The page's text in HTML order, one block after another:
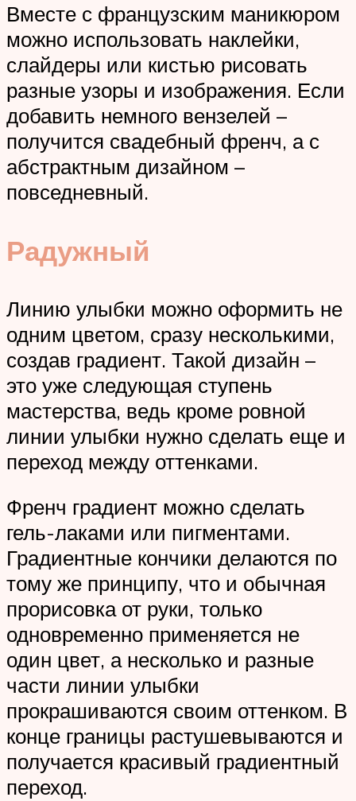
Вместе с французским маникюром
можно использовать наклейки,
слайдеры или кистью рисовать
разные узоры и изображения. Если
добавить немного вензелей –
получится свадебный френч, а с
абстрактным дизайном –
повседневный.
Радужный
Линию улыбки можно оформить не
одним цветом, сразу несколькими,
создав градиент. Такой дизайн –
это уже следующая ступень
мастерства, ведь кроме ровной
линии улыбки нужно сделать еще и
переход между оттенками.
Френч градиент можно сделать
гель-лаками или пигментами.
Градиентные кончики делаются по
тому же принципу, что и обычная
прорисовка от руки, только
одновременно применяется не
один цвет, а несколько и разные
части линии улыбки
прокрашиваются своим оттенком. В
конце границы растушевываются и
получается красивый градиентный
переход.